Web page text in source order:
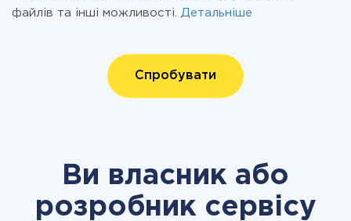
файлів та інші можливості. Детальніше
Спробувати
Ви власник або
розробник сервісу